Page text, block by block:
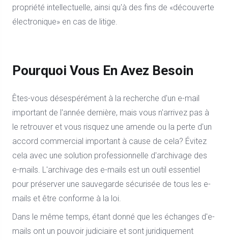
propriété intellectuelle, ainsi qu'à des fins de «découverte
électronique» en cas de litige.
Pourquoi Vous En Avez Besoin
Êtes-vous désespérément à la recherche d'un e-mail
important de l'année dernière, mais vous n'arrivez pas à
le retrouver et vous risquez une amende ou la perte d'un
accord commercial important à cause de cela? Évitez
cela avec une solution professionnelle d'archivage des
e-mails. L'archivage des e-mails est un outil essentiel
pour préserver une sauvegarde sécurisée de tous les e-
mails et être conforme à la loi.
Dans le même temps, étant donné que les échanges d'e-
mails ont un pouvoir judiciaire et sont juridiquement